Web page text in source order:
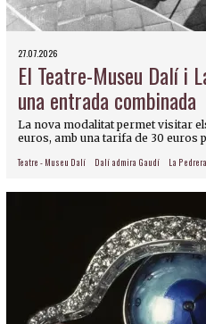
27.07.2026
El Teatre-Museu Dalí i
una entrada combinada
La nova modalitat permet visitar
euros, amb una tarifa de 30 euros
Teatre - Museu Dalí Dalí admira Gaudí La Pedrera